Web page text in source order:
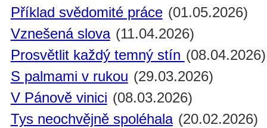
Příklad svědomité práce (01.05.2026)
Vznešená slova (11.04.2026)
Prosvětlit každý temný stín (08.04.2026)
S palmami v rukou (29.03.2026)
V Pánově vinici (08.03.2026)
Tys neochvějně spoléhala (20.02.2026)